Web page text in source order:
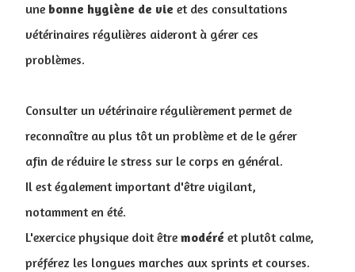
une bonne hygiène de vie et des consultations
vétérinaires régulières aideront à gérer ces
problèmes.
Consulter un vétérinaire régulièrement permet de
reconnaître au plus tôt un problème et de le gérer
afin de réduire le stress sur le corps en général.
Il est également important d'être vigilant,
notamment en été.
L'exercice physique doit être modéré et plutôt calme,
préférez les longues marches aux sprints et courses.